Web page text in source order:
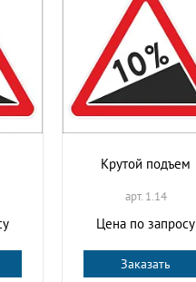
Крутой подъем
арт. 1.14
Цена по запросу
Заказать